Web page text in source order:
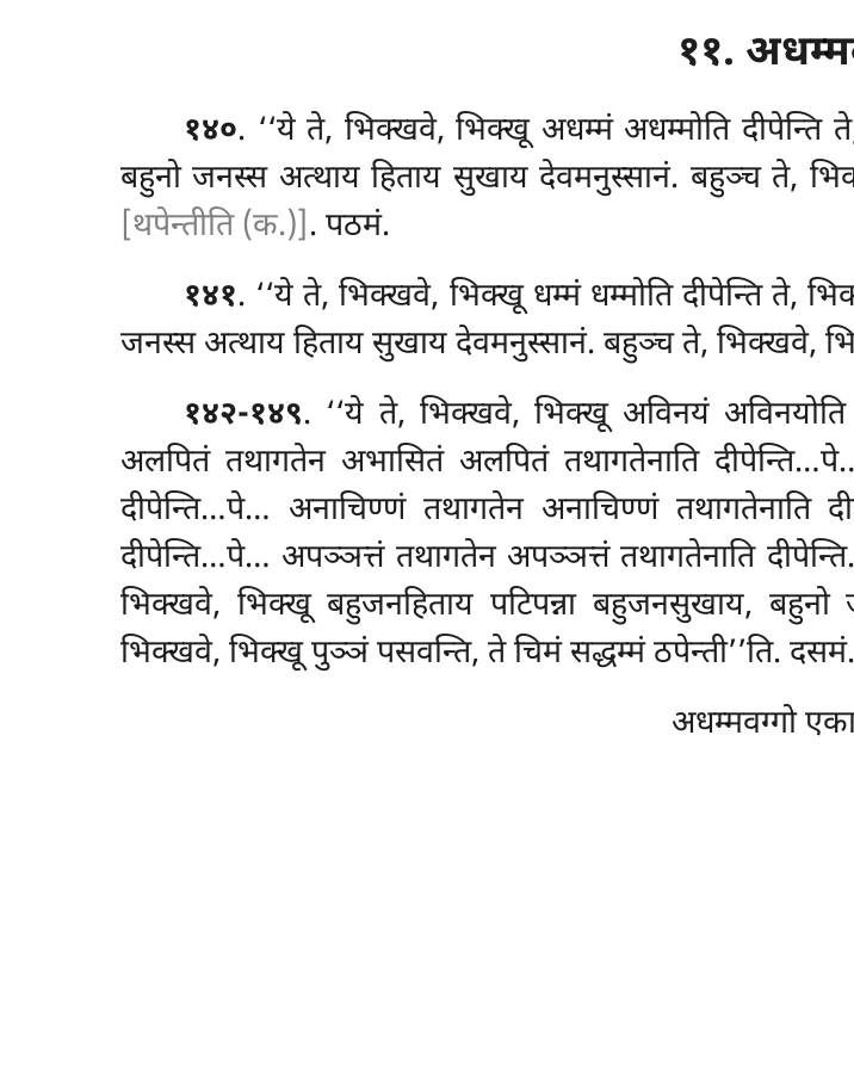
११.
१४०. ‘‘येते, भिक्खवे, भिक्खू अधम्मं अधम्मोति दीपेन्ति
बहुनो जनस्स अत्थाय हिताय सुखाय देवमनुस्सानं. बहुञ्च ते,
[थपेन्तीति (क.)] . पठमं.
१४१. ‘‘ये ते, भिक्खवे, भिक्खू धम्मं धम्मोति दीपेन्ति ते,
जनस्स अत्थाय हिताय सुखाय देवमनुस्सानं. बहुञ्च ते, भिक्खवे,
१४२-१४९. ‘‘ये ते, भिक्खवे, भिक्खू अविनयं अविनयोति
अलपितं तथागतेन अभासितं अलपितं तथागतेनाति
दीपेन्ति…पे… अनाचिण्णं तथागतेन अनाचिण्णं तथागतेनाति
दीपेन्ति…पे… अपञ्ञत्तं तथागतेन अपञ्ञत्तं तथागतेनाति
भिक्खवे, भिक्खू बहुजनहिताय पटिपन्ना बहुजनसुखाय,
भिक्खवे, भिक्खू पुञ्ञं पसवन्ति, ते चिमं सद्धम्मं ठपेन्ती’’ति. दसमं.
अधम्मवग्गो